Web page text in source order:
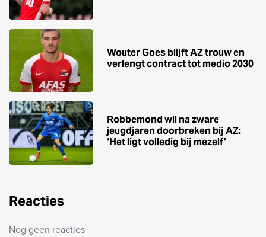
Wouter Goes blijft AZ trouw en
verlengt contract tot medio 2030
Robbemond wil na zware
jeugdjaren doorbreken bij AZ:
‘Het ligt volledig bij mezelf’
Reacties
Nog geen reacties